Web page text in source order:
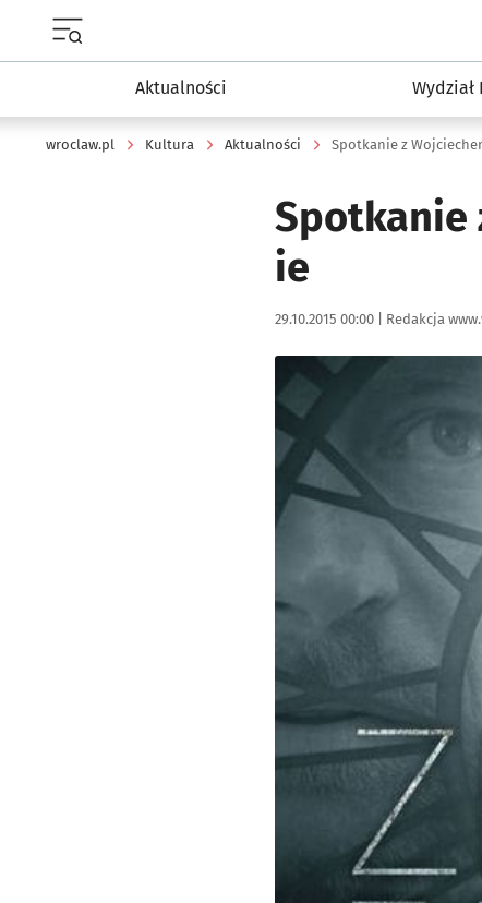
Aktualności
wroclaw.pl Kultura Aktualności Spotkanie z
Spotkanie
ie
Data publikacji:
29.10.2015 00:00 | Autor:
Redakcja
Kliknij, aby powiększyć